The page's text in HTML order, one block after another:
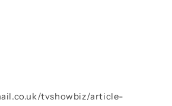
tvshowbiz/article-